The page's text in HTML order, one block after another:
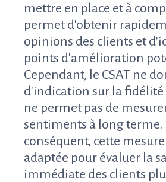
mettre en place et à
permet d'obtenir
opinions des clients et
points d'amélioration
Cependant, le CSAT ne
d'indication sur la fidélité
ne permet pas de
sentiments à long terme.
conséquent, cette
adaptée pour évaluer la
immédiate des clients